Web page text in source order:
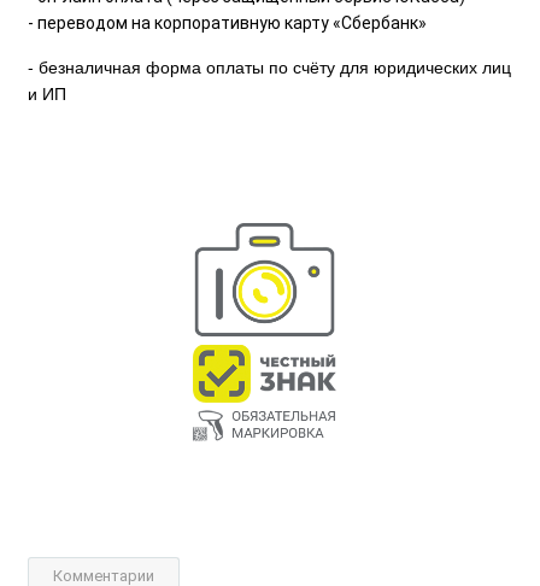
- переводом на корпоративную карту «Сбербанк»
- безналичная форма оплаты по счёту для юридических лиц
и ИП
Комментарии